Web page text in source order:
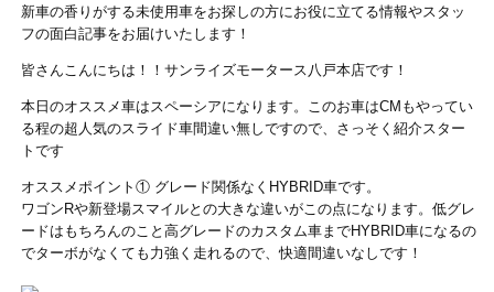
新車の香りがする未使用車をお探しの方にお役に立てる情報やスタッ
フの面白記事をお届けいたします！
皆さんこんにちは！！サンライズモータース八戸本店です！
本日のオススメ車はスペーシアになります。このお車はCMもやってい
る程の超人気のスライド車間違い無しですので、さっそく紹介スター
トです
オススメポイント① グレード関係なくHYBRID車です。
ワゴンRや新登場スマイルとの大きな違いがこの点になります。低グレ
ードはもちろんのこと高グレードのカスタム車までHYBRID車になるの
でターボがなくても力強く走れるので、快適間違いなしです！